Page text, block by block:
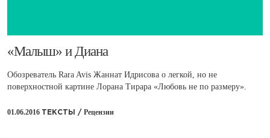
​«Малыш» и Диана
Обозреватель Rara Avis Жаннат Идрисова о легкой, но не
поверхностной картине Лорана Тирара «Любовь не по размеру».
01.06.2016 ТЕКСТЫ / Рецензии